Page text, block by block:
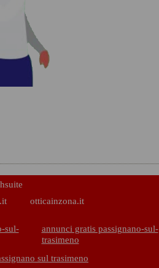
otticainzona.it
sul-
annunci gratis passignano-sul-
trasimeno
sul trasimeno